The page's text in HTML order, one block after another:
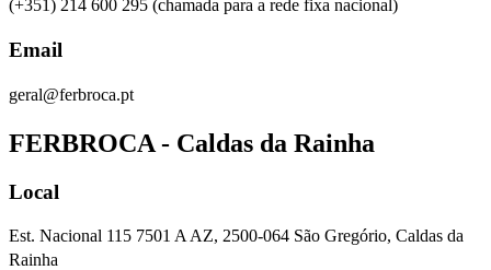
(+351) 214 600 295 (chamada para a rede fixa nacional)
Email
geral@ferbroca.pt
FERBROCA - Caldas da Rainha
Local
Est. Nacional 115 7501 A AZ, 2500-064 São Gregório, Caldas da
Rainha